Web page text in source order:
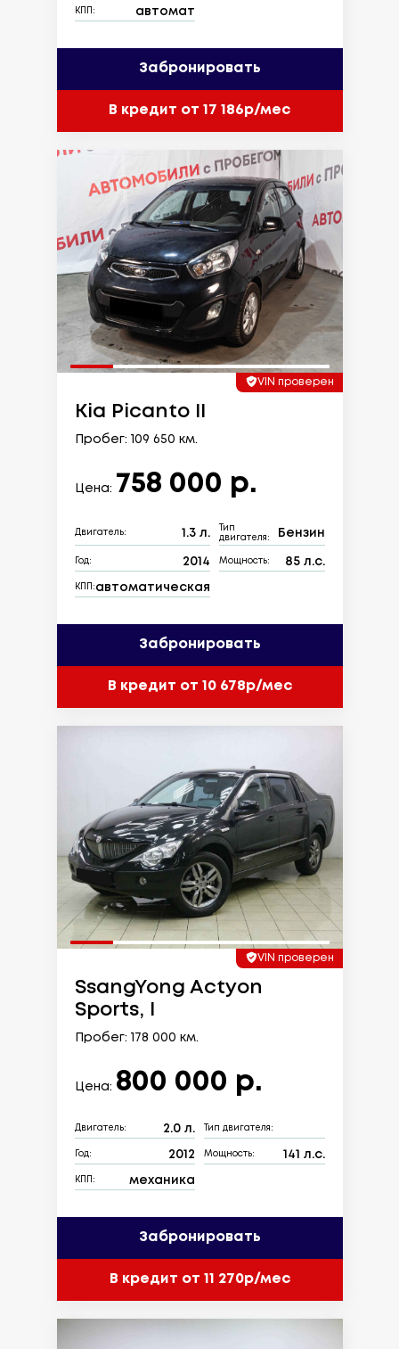
КПП: автомат
Забронировать
В кредит от 17 186р/мес
VIN проверен
Kia Picanto II
Пробег: 109 650 км.
Цена: 758 000 р.
Двигатель: 1.3 л.
Тип
двигателя:
Бензин
Год: 2014 Мощность: 85 л.с.
КПП: автоматическая
Забронировать
В кредит от 10 678р/мес
VIN проверен
SsangYong Actyon
Sports, I
Пробег: 178 000 км.
Цена: 800 000 р.
Двигатель: 2.0 л. Тип двигателя:
Год: 2012 Мощность: 141 л.с.
КПП: механика
Забронировать
В кредит от 11 270р/мес